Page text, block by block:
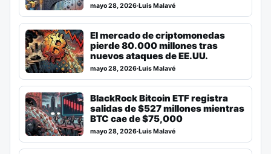
mayo 28, 2026·Luis Malavé
El mercado de criptomonedas
pierde 80.000 millones tras
nuevos ataques de EE.UU.
mayo 28, 2026·Luis Malavé
BlackRock Bitcoin ETF registra
salidas de $527 millones mientras
BTC cae de $75,000
mayo 28, 2026·Luis Malavé